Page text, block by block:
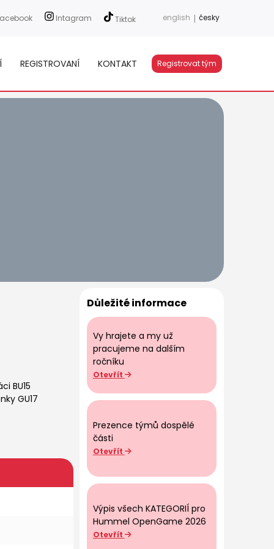
Intagram Tiktok english | česky
REGISTROVANÍ KONTAKT Registrovat tým
BU15
GU17
Důležité informace
Vy hrajete a my už
pracujeme na dalším
ročníku
Otevřít
Prezence týmů dospělé
části
Otevřít
Výpis všech KATEGORIÍ pro
Hummel OpenGame 2026
Otevřít